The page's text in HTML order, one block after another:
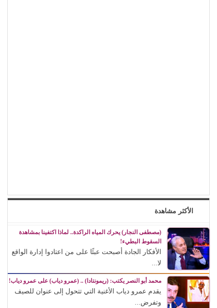
الأكثر مشاهدة
(مصطفى النجار) يحرك المياه الراكدة.. لماذا اكتفينا بمشاهدة
السقوط البطيء!
الأفكار الجادة أصبحت عبئًا على من اعتادوا إدارة الواقع
لا...
محمد أبو النصر يكتب: (ريمونتادا) .. (عمرو دياب) على عمرو دياب!
يقدم عمرو دياب الأغنية التي تتحول إلى عنوان للصيف
وتفرض...